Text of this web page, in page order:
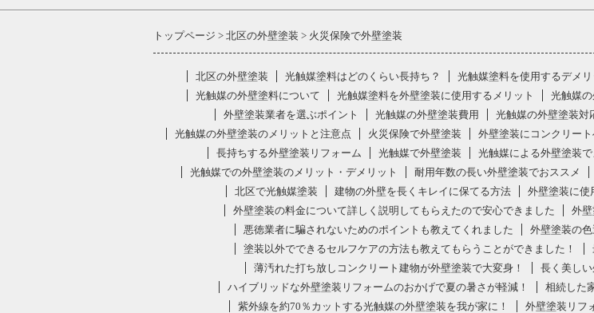
トップページ 北区の外壁塗装 火災保険で外壁塗装
北区の外壁塗装 光触媒塗料はどのくらい長持ち？ 光触媒塗料を使用するデメリ
光触媒の外壁塗料について
光触媒塗料を外壁塗装に使用するメリット 光触媒
外壁塗装業者を選ぶポイント
光触媒の外壁塗装費用 光触媒の外壁塗装対
光触媒の外壁塗装のメリットと注意点
火災保険で外壁塗装 外壁塗装にコンクリー
長持ちする外壁塗装リフォーム
光触媒で外壁塗装 光触媒による外壁塗装
光触媒での外壁塗装のメリット・デメリット
耐用年数の長い外壁塗装でおススメ
北区で光触媒塗装
建物の外壁を長くキレイに保てる方法
外壁塗装に使
外壁塗装の料金について詳しく説明してもらえたので安心できました
外
悪徳業者に騙されないためのポイントも教えてくれました
外壁塗装の
塗装以外でできるセルフケアの方法も教えてもらうことができました！
薄汚れた打ち放しコンクリート建物が外壁塗装で大変身！
長く美し
ハイブリッドな外壁塗装リフォームのおかげで夏の暑さが軽減！
相続した
紫外線を約70％カットする光触媒の外壁塗装を我が家に！
外壁塗装リフ